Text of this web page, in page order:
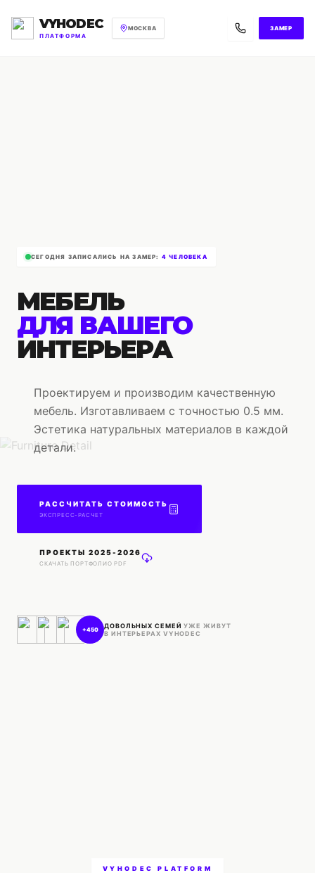
VYHODEC
ПЛАТФОРМА
МОСКВА ЗАМЕР
СЕГОДНЯ ЗАПИСАЛИСЬ НА ЗАМЕР: 4 ЧЕЛОВЕКА
МЕБЕЛЬ
ДЛЯ ВАШЕГО
ИНТЕРЬЕРА
Проектируем и производим качественную
мебель. Изготавливаем с точностью 0.5 мм.
Эстетика натуральных материалов в каждой
детали.
РАССЧИТАТЬ СТОИМОСТЬ
ЭКСПРЕСС-РАСЧЕТ
ПРОЕКТЫ 2025-2026
СКАЧАТЬ ПОРТФОЛИО PDF
+450 ДОВОЛЬНЫХ СЕМЕЙ УЖЕ ЖИВУТ
В ИНТЕРЬЕРАХ VYHODEC
VYHODEC PLATFORM